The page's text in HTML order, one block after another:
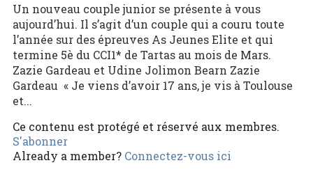
Un nouveau couple junior se présente à vous
aujourd’hui. Il s’agit d’un couple qui a couru toute
l’année sur des épreuves As Jeunes Elite et qui
termine 5è du CCI1* de Tartas au mois de Mars.
Zazie Gardeau et Udine Jolimon Bearn Zazie
Gardeau « Je viens d’avoir 17 ans, je vis à Toulouse
et...
Ce contenu est protégé et réservé aux membres.
S'abonner
Already a member? Connectez-vous ici